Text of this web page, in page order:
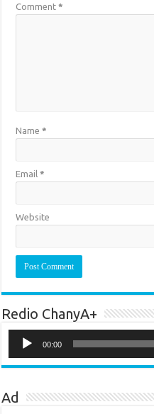
Comment*
Name*
Email*
Website
Redio ChanyA+
Player
00:00
Ad